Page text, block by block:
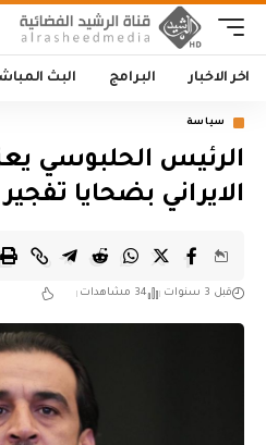
اخر الاخبار البرامج البث
سياسة
الرئيس الحلبوسي
الايراني بضحايا
قبل 3 سنوات 34 مشاهدات